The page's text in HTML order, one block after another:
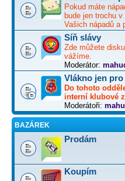
Pokud máte
bude jen trochu
Vašich nápadů a
Síň slávy
Zde můžete
vážíme.
Moderátor:
Vlákno jen
Do tohoto
interní klubové
Moderátoři:
BAZÁREK
Prodám
Koupím